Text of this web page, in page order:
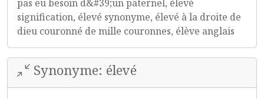
pas eu besoin d&#39;un paternel, élevé
signification, élevé synonyme, élevé à la droite de
dieu couronné de mille couronnes, élève anglais
Synonyme: élevé